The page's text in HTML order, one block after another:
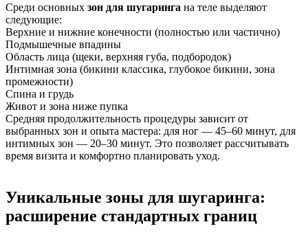
Среди основных зон для шугаринга на теле выделяют
следующие:
Верхние и нижние конечности (полностью или частично)
Подмышечные впадины
Область лица (щеки, верхняя губа, подбородок)
Интимная зона (бикини классика, глубокое бикини, зона
промежности)
Спина и грудь
Живот и зона ниже пупка
Средняя продолжительность процедуры зависит от
выбранных зон и опыта мастера: для ног — 45–60 минут, для
интимных зон — 20–30 минут. Это позволяет рассчитывать
время визита и комфортно планировать уход.
Уникальные зоны для шугаринга:
расширение стандартных границ